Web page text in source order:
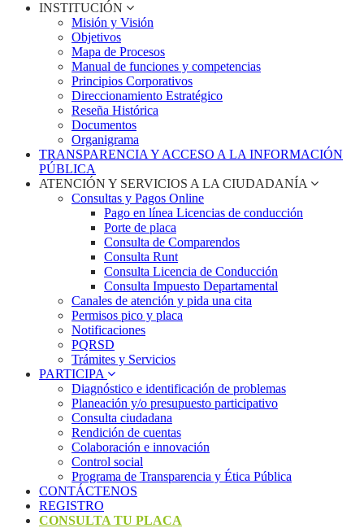
INSTITUCIÓN
Misión y Visión
Objetivos
Mapa de Procesos
Manual de funciones y competencias
Principios Corporativos
Direccionamiento Estratégico
Reseña Histórica
Documentos
Organigrama
TRANSPARENCIA Y ACCESO A LA INFORMACIÓN
PÚBLICA
ATENCIÓN Y SERVICIOS A LA CIUDADANÍA
Consultas y Pagos Online
Pago en línea Licencias de conducción
Porte de placa
Consulta de Comparendos
Consulta Runt
Consulta Licencia de Conducción
Consulta Impuesto Departamental
Canales de atención y pida una cita
Permisos pico y placa
Notificaciones
PQRSD
Trámites y Servicios
PARTICIPA
Diagnóstico e identificación de problemas
Planeación y/o presupuesto participativo​
Consulta ciudadana
Rendición de cuentas
Colaboración e innovación
Control social
Programa de Transparencia y Ética Pública
CONTÁCTENOS
REGISTRO
CONSULTA TU PLACA